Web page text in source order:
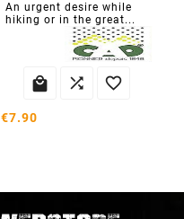
An urgent desire while
hiking or in the great...
  
€7.90